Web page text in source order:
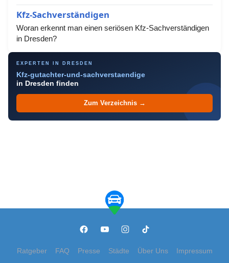
Kfz-Sachverständigen
Woran erkennt man einen seriösen Kfz-Sachverständigen
in Dresden?
EXPERTEN IN DRESDEN
Kfz-gutachter-und-sachverstaendige
in Dresden finden
Zum Verzeichnis →
Ratgeber FAQ Presse Städte Über Uns Impressum